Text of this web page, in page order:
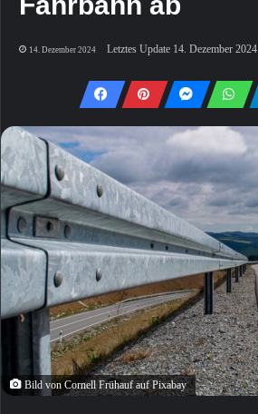
14. Dezember 2024 Letztes Update 14. Dezember 2024
Bild von Cornell Frühauf auf Pixabay